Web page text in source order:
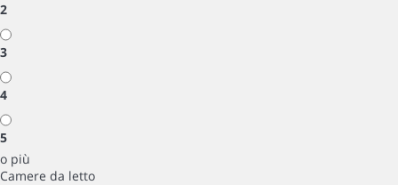
2
3
4
5
o più
Camere da letto